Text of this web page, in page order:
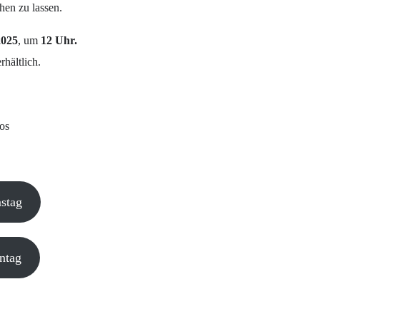
zu lassen.
, um 12 Uhr.